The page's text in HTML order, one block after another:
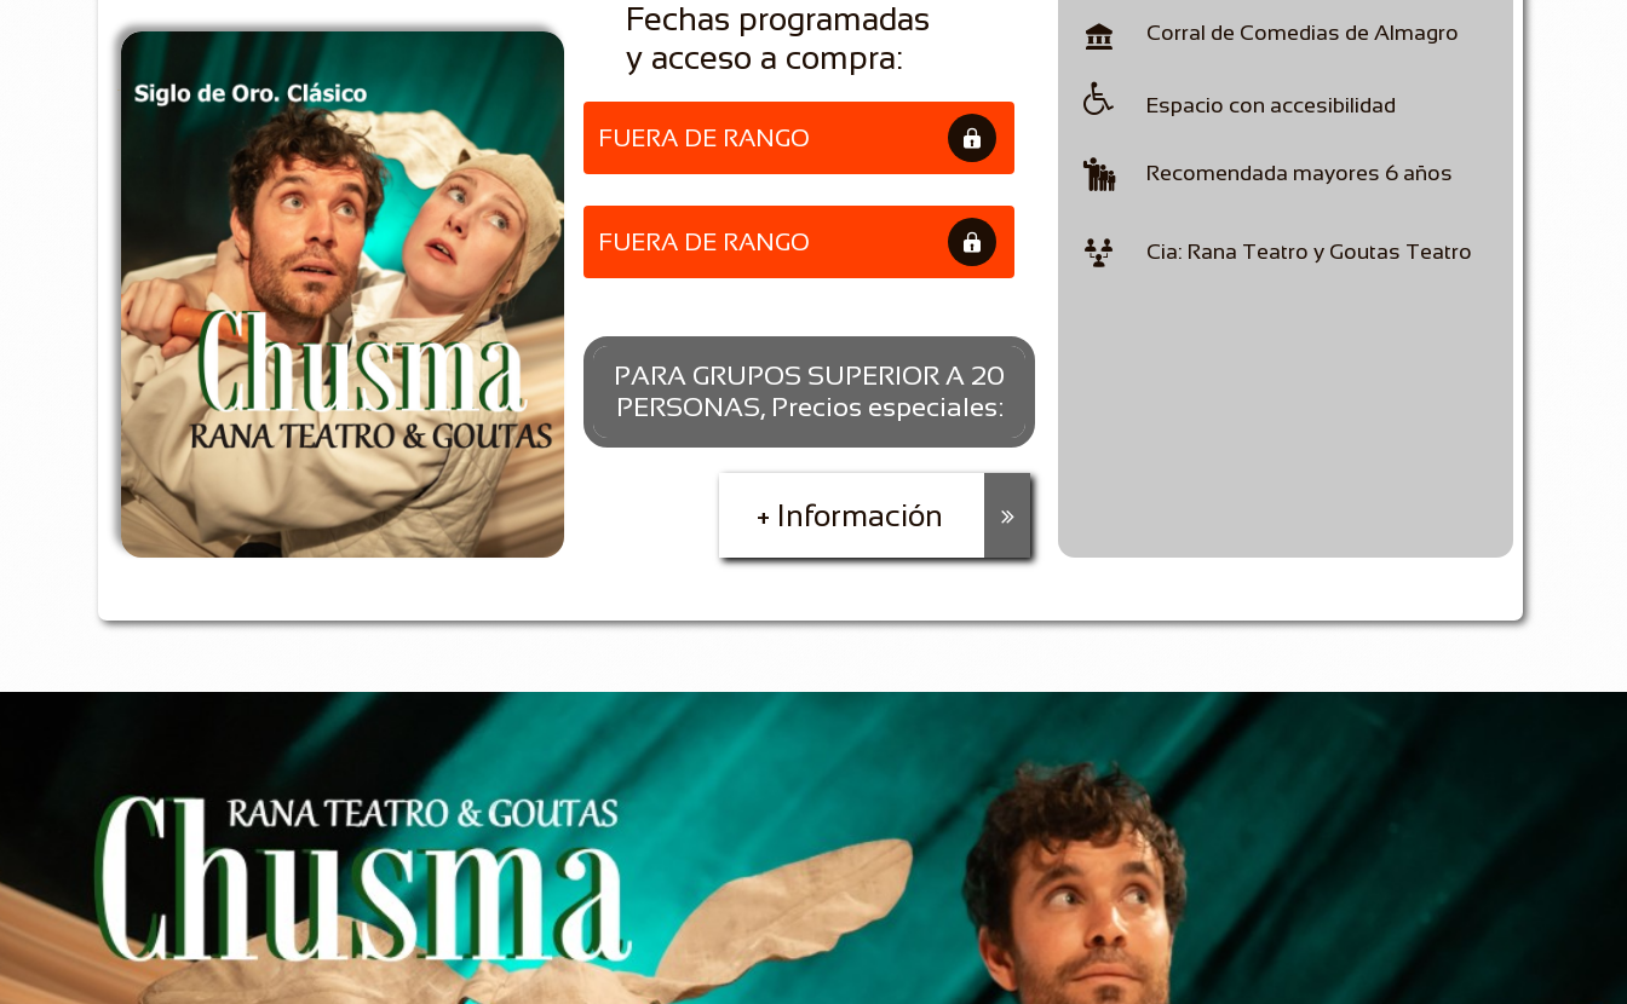




Corral de Comedias de Almagro
Espacio con accesibilidad
Recomendada mayores 6 años
Cia: Rana Teatro y Goutas Teatro
PARA GRUPOS SUPERIOR A 20
PERSONAS, Precios especiales:
Fechas programadas
y acceso a compra:
FUERA DE RANGO 
+ Información 
FUERA DE RANGO 